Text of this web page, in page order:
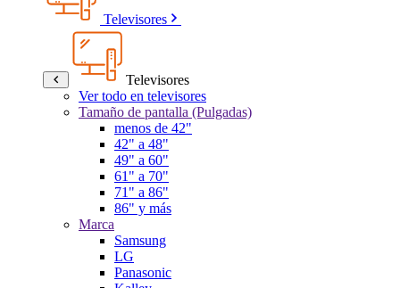
Televisores
Televisores
Ver todo en televisores
Tamaño de pantalla (Pulgadas)
menos de 42"
42" a 48"
49" a 60"
61" a 70"
71" a 86"
86" y más
Marca
Samsung
LG
Panasonic